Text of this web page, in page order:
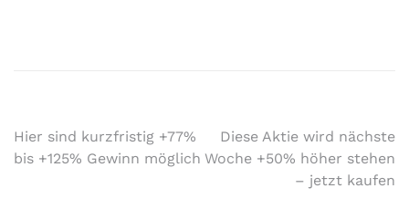
Hier sind kurzfristig +77%
bis +125% Gewinn möglich
Diese Aktie wird nächste
Woche +50% höher stehen
– jetzt kaufen